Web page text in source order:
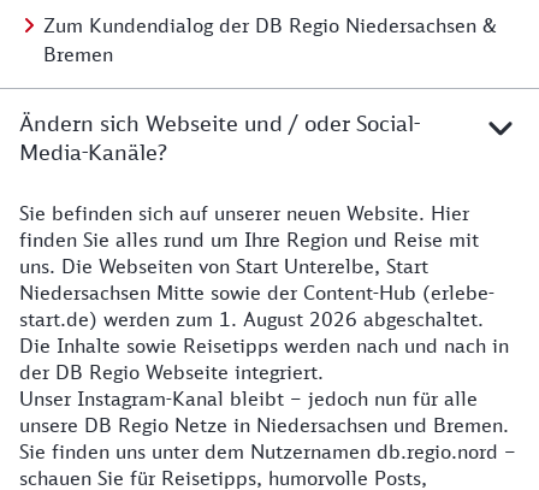
Zum Kundendialog der DB Regio Niedersachsen &
Bremen
Ändern sich Webseite und / oder Social-
Media-Kanäle?
Details zur Website
Sie befinden sich auf unserer neuen Website. Hier
finden Sie alles rund um Ihre Region und Reise mit
uns. Die Webseiten von Start Unterelbe, Start
Niedersachsen Mitte sowie der Content-Hub (erlebe-
start.de) werden zum 1. August 2026 abgeschaltet.
Die Inhalte sowie Reisetipps werden nach und nach in
der DB Regio Webseite integriert.
Unser Instagram-Kanal bleibt – jedoch nun für alle
unsere DB Regio Netze in Niedersachsen und Bremen.
Sie finden uns unter dem Nutzernamen db.regio.nord –
schauen Sie für Reisetipps, humorvolle Posts,